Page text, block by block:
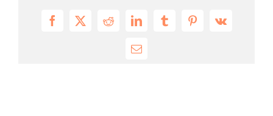
Facebook
X RedditLinkedInTumblrPinterest
Vk
Email